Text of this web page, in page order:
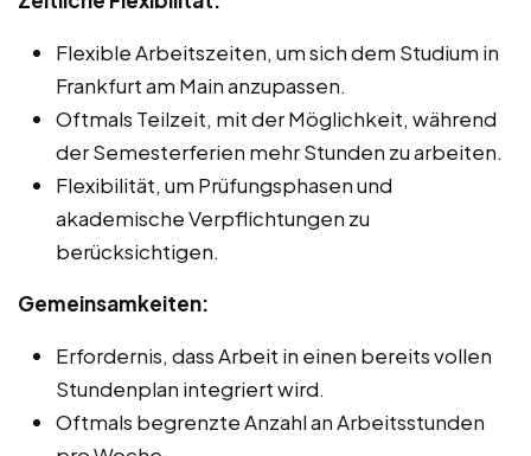
Flexible Arbeitszeiten, um sich dem Studium in
Frankfurt am Main anzupassen.
Oftmals Teilzeit, mit der Möglichkeit, während
der Semesterferien mehr Stunden zu arbeiten.
Flexibilität, um Prüfungsphasen und
akademische Verpflichtungen zu
berücksichtigen.
Gemeinsamkeiten:
Erfordernis, dass Arbeit in einen bereits vollen
Stundenplan integriert wird.
Oftmals begrenzte Anzahl an Arbeitsstunden